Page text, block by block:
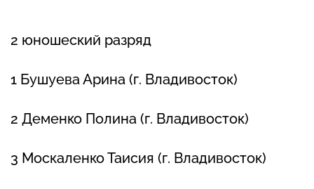
2 юношеский разряд
1 Бушуева Арина (г. Владивосток)
2 Деменко Полина (г. Владивосток)
3 Москаленко Таисия (г. Владивосток)